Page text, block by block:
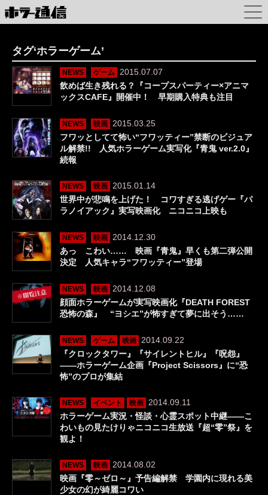
タグ‘ホラーゲーム’
NEWS ゲーム
2015.07.07
飲めば生き残れる？『コープスパーティー×アニマ
ックスCAFE』開催中！ 早期購入特典も注目
NEWS 映画
2015.03.25
フワッとしてて怖い“フワッティー”禁断のビジュア
ル解禁!! 人気ホラーゲーム実写化『青鬼 ver.2.0』
続報
NEWS 映画
2015.01.14
世界中が悲鳴を上げた！ コワすぎる逃げゲー『パ
ラノイアック』実写映画化 ニコニコ上映も
NEWS 映画
2014.12.30
あっ こわい…… 映画『青鬼』早くも第二弾公開
決定 人気キャラ“フワッティー”登場
NEWS 映画
2014.12.08
顔面ホラーゲームが実写映画化『DEATH FOREST
恐怖の森』 “ヨシエ”が怖すぎて夢に出そう……
NEWS ゲーム 映画
2014.09.22
『クロックタワー』『サイレントヒル』『呪怨』
――ホラーゲーム企画『Project Scissors』に“恐
怖”のプロが集結
NEWS イベント 映画
2014.09.11
ホラーゲーム実況・怪談・心霊スポット中継――こ
わいもの見たけりゃニコニコ生放送『超“零”祭』を
観よ！
NEWS 映画
2014.08.02
映画『零～ゼロ～』予告編解禁 学園内に現れる美
少女の幻が綺麗コワい